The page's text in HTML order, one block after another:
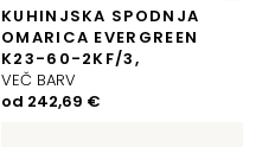
KUHINJSKA SPODNJA
OMARICA EVERGREEN
K23-60-2KF/3,
VEČ BARV
od 242,69 €